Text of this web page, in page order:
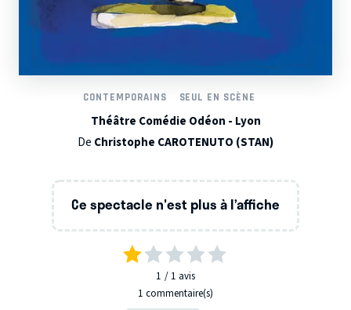
CONTEMPORAINS SEUL EN SCÈNE
Théâtre Comédie Odéon - Lyon
De Christophe CAROTENUTO (STAN)
Ce spectacle n'est plus à l’affiche
1 1 avis
1 commentaire(s)